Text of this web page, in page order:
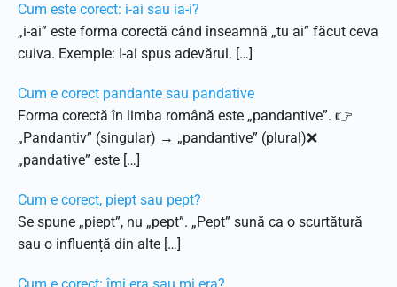
Cum este corect: i-ai sau ia-i?
„i-ai” este forma corectă când înseamnă „tu ai” făcut ceva
cuiva. Exemple: I-ai spus adevărul. […]
Cum e corect pandante sau pandative
Forma corectă în limba română este „pandantive”. 👉
„Pandantiv” (singular) → „pandantive” (plural)❌
„pandative” este […]
Cum e corect, piept sau pept?
Se spune „piept”, nu „pept”. „Pept” sună ca o scurtătură
sau o influență din alte […]